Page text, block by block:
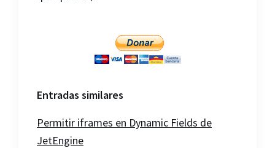
Entradas similares
Permitir iframes en Dynamic Fields de
JetEngine